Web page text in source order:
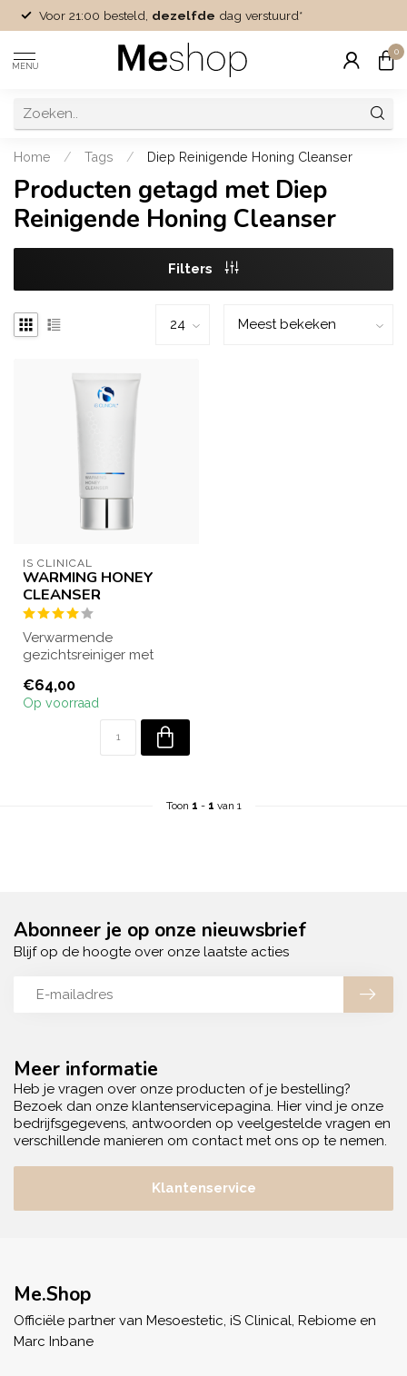
Voor 21:00 besteld, dezelfde dag verstuurd*
MENU
0
Home / Tags / Diep Reinigende Honing Cleanser
Producten getagd met Diep
Reinigende Honing Cleanser
Filters
IS CLINICAL
WARMING HONEY
CLEANSER
Verwarmende
gezichtsreiniger met
werkt en de huid gron...
€64,00
Op voorraad
Toon 1 - 1 van 1
Meer informatie
Heb je vragen over onze producten of je bestelling?
Bezoek dan onze klantenservicepagina. Hier vind je onze
bedrijfsgegevens, antwoorden op veelgestelde vragen en
verschillende manieren om contact met ons op te nemen.
Klantenservice
Abonneer je op onze nieuwsbrief
Blijf op de hoogte over onze laatste acties
Me.Shop
Officiële partner van Mesoestetic, iS Clinical, Rebiome en
Marc Inbane